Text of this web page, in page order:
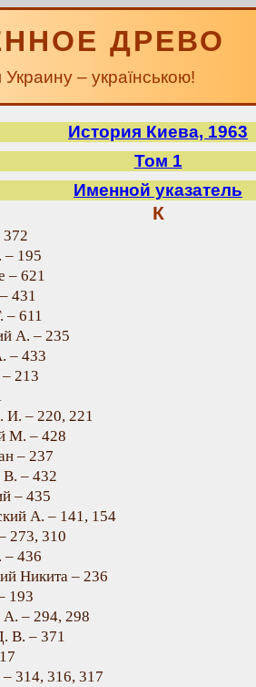
ДРЕВО
– українською!
История Киева, 1963
Том 1
Именной указатель
К
– 195
– 621
431
– 611
А. – 235
– 433
213
И. – 220, 221
М. – 428
– 237
В. – 432
– 435
А. – 141, 154
273, 310
– 436
Никита – 236
193
А. – 294, 298
В. – 371
314, 316, 317